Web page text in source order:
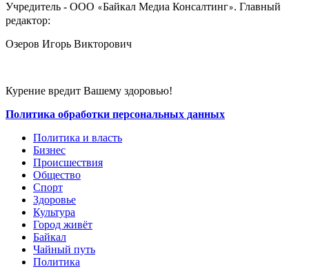
Учредитель - ООО «Байкал Медиа Консалтинг». Главный
редактор:
Озеров Игорь Викторович
Курение вредит Вашему здоровью!
Политика обработки персональных данных
Политика и власть
Бизнес
Происшествия
Общество
Cпорт
Здоровье
Культура
Город живёт
Байкал
Чайный путь
Политика